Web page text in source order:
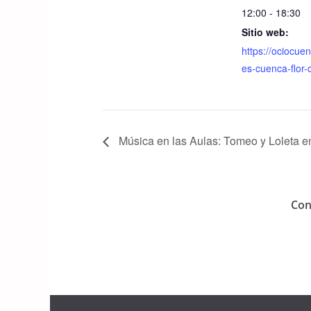
12:00 - 18:30
Sitio web:
https://
es-cuenca-flor-
Música en las Aulas: Tomeo y Loleta